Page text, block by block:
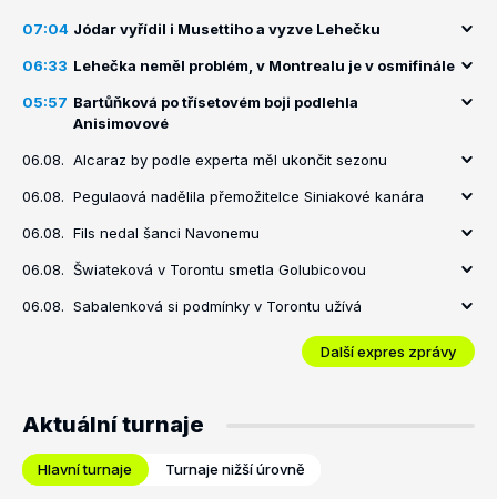
07:04 Jódar vyřídil i Musettiho a vyzve Lehečku
06:33 Lehečka neměl problém, v Montrealu je v osmifinále
05:57 Bartůňková po třísetovém boji podlehla
Anisimovové
06.08. Alcaraz by podle experta měl ukončit sezonu
06.08. Pegulaová nadělila přemožitelce Siniakové kanára
06.08. Fils nedal šanci Navonemu
06.08. Šwiateková v Torontu smetla Golubicovou
06.08. Sabalenková si podmínky v Torontu užívá
Další expres zprávy
Aktuální turnaje
Hlavní turnaje Turnaje nižší úrovně